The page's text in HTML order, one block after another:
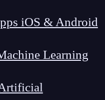
iOS & Android
Learning